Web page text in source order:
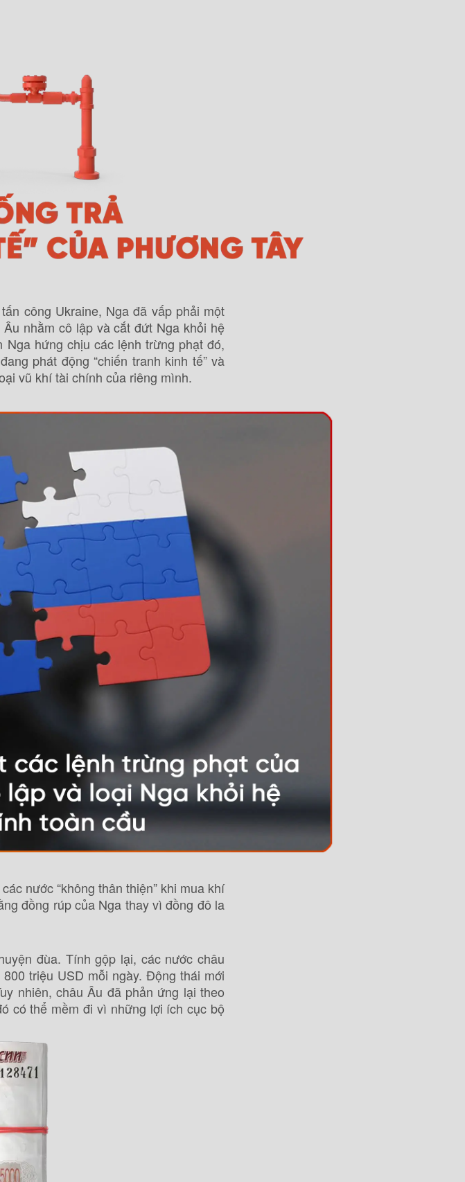
công Ukraine, Nga đã vấp phải một
nhằm cô lập và cắt đứt Nga khỏi hệ
hứng chịu các lệnh trừng phạt đó,
phát động “chiến tranh kinh tế” và
vũ khí tài chính của riêng mình.
nước “không thân thiện” khi mua khí
đồng rúp của Nga thay vì đồng đô la
đùa. Tính gộp lại, các nước châu
triệu USD mỗi ngày. Động thái mới
nhiên, châu Âu đã phản ứng lại theo
có thể mềm đi vì những lợi ích cục bộ